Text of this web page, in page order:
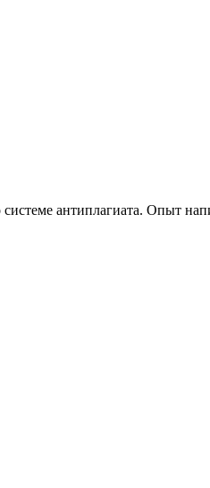
антиплагиата. Опыт